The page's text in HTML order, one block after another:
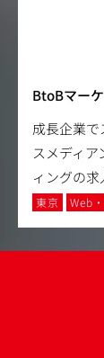
BtoBマー
成長企業
スメディ
ィングの求
東京 Web